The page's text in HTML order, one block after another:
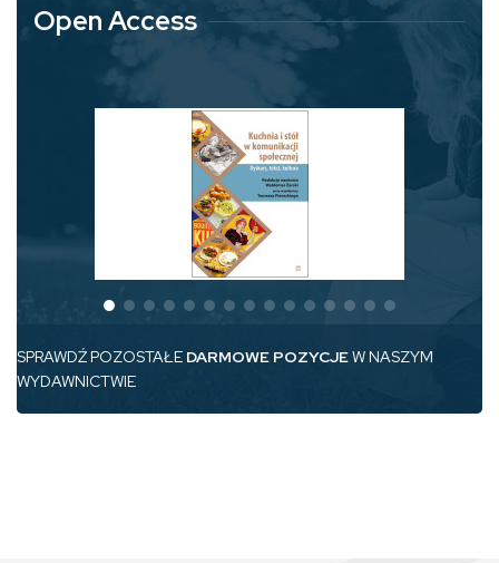
Open Access
SPRAWDŹ POZOSTAŁE DARMOWE POZYCJEW NASZYM
WYDAWNICTWIE